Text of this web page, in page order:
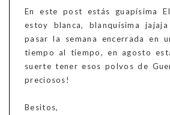
En este post estás guapísima
estoy blanca, blanquísima
pasar la semana encerrada en
tiempo al tiempo, en agosto
suerte tener esos polvos de
preciosos!
Besitos,